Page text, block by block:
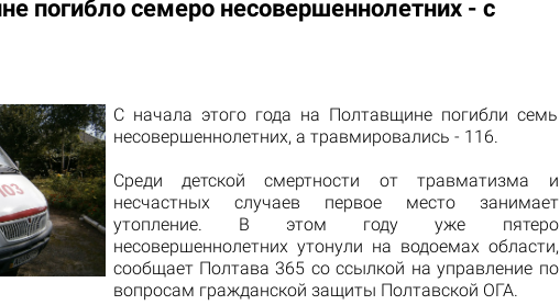
погибло семеро несовершеннолетних - с
С начала этого года на Полтавщине погибли семь
несовершеннолетних, а травмировались - 116.
Среди детской смертности от травматизма и
несчастных случаев первое место занимает
утопление. В этом году уже пятеро
несовершеннолетних утонули на водоемах области,
сообщает Полтава 365 со ссылкой на управление по
вопросам гражданской защиты Полтавской ОГА.